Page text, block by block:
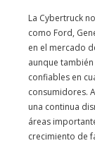
La Cybertruck
como Ford,
en el mercado
aunque
confiables en
consumidores.
una continua
áreas
crecimiento de